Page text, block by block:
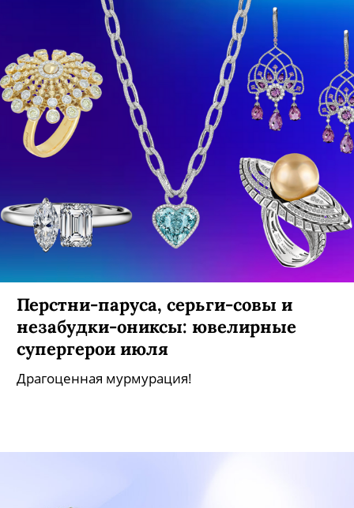
Перстни-паруса, серьги-совы и
незабудки-ониксы: ювелирные
супергерои июля
Драгоценная мурмурация!